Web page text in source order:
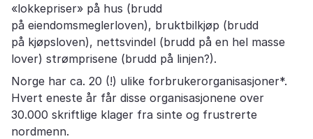
«lokkepriser» på hus (brudd
på eiendomsmeglerloven), bruktbilkjøp (brudd
på kjøpsloven), nettsvindel (brudd på en hel masse
lover) strømprisene (brudd på linjen?).
Norge har ca. 20 (!) ulike forbrukerorganisasjoner*.
Hvert eneste år får disse organisasjonene over
30.000 skriftlige klager fra sinte og frustrerte
nordmenn.